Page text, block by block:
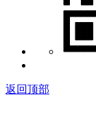
返回顶部